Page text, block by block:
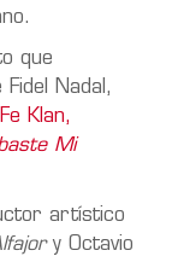
que
Nadal,
Klan,
Mi
artístico
y Octavio